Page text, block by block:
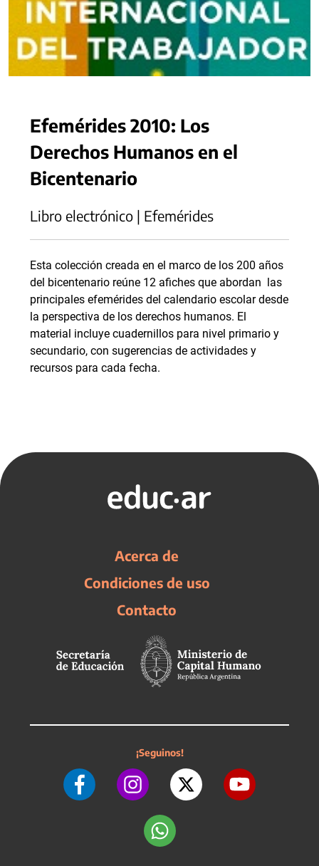
Efemérides 2010: Los
Derechos Humanos en el
Bicentenario
Libro electrónico | Efemérides
Esta colección creada en el marco de los 200 años
del bicentenario reúne 12 afiches que abordan las
principales efemérides del calendario escolar desde
la perspectiva de los derechos humanos. El
material incluye cuadernillos para nivel primario y
secundario, con sugerencias de actividades y
recursos para cada fecha.
Acerca de
Condiciones de uso
Contacto
¡Seguinos!